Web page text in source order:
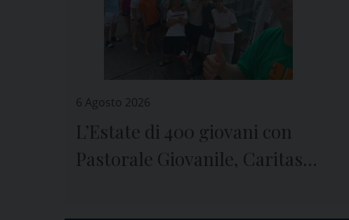
6 Agosto 2026
L’Estate di 400 giovani con
Pastorale Giovanile, Caritas e